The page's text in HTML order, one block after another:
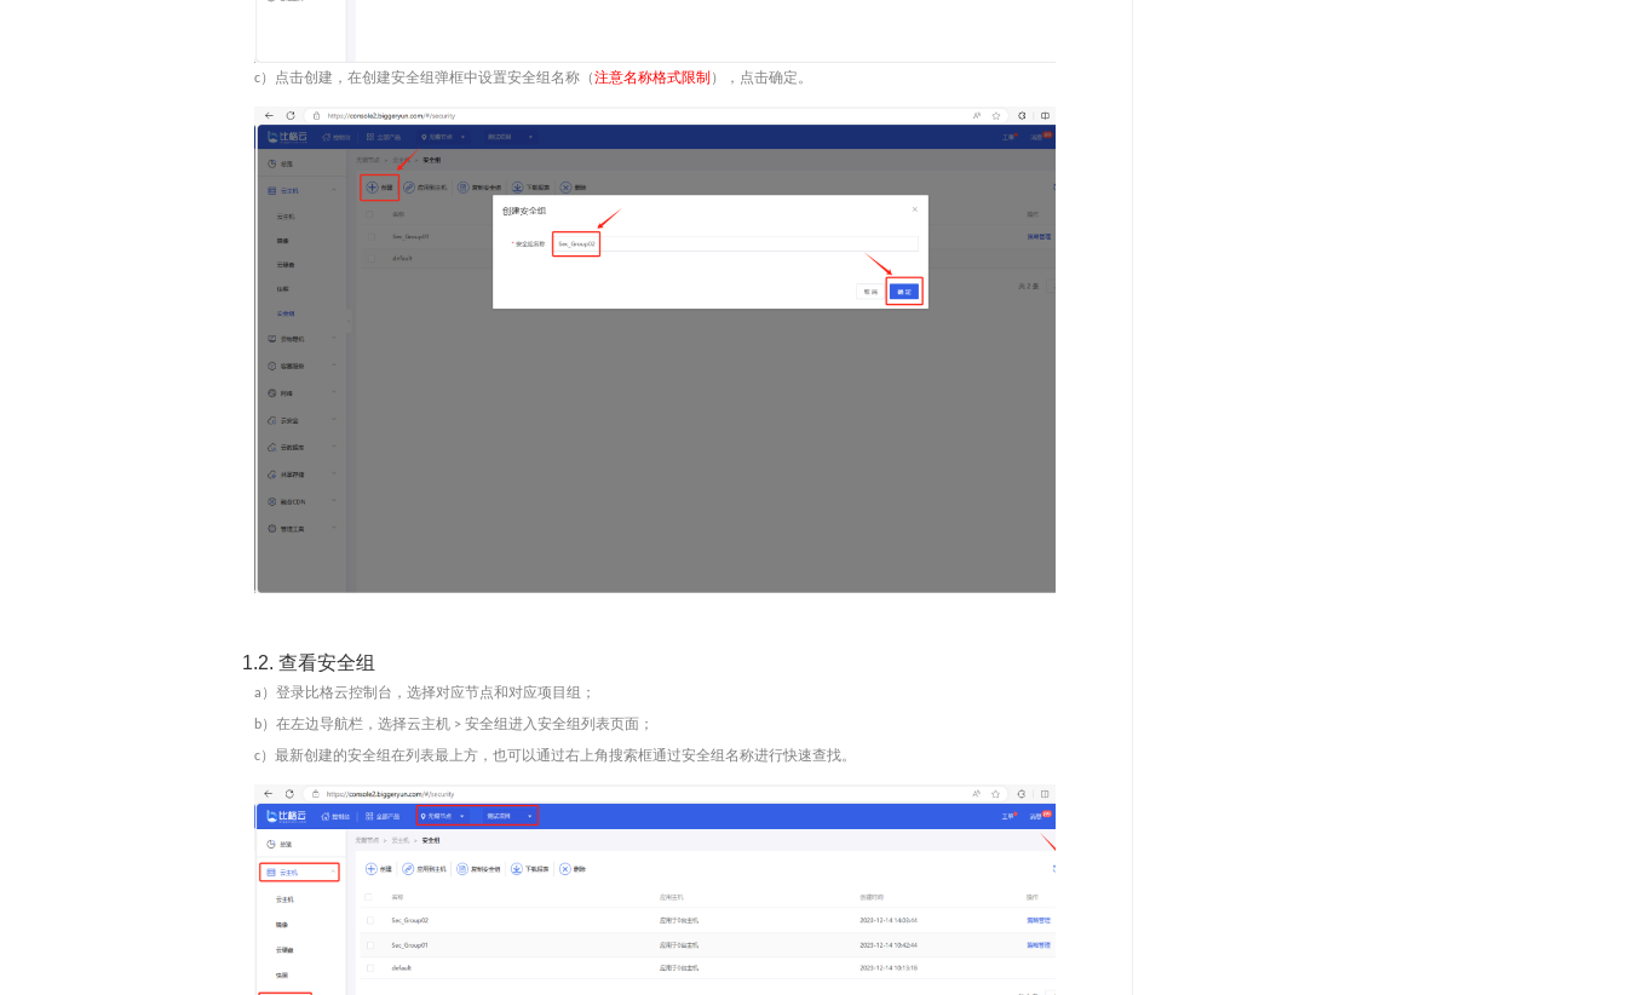
c）点击创建 ，在创建安全组弹框中设置安全组名称（注意名称格式限制 ），点击确定。
1.2. 查看安全组
a ）登录比格云控制台，选择对应节点和对应项目组 ；
b）在左边导航栏，选择云主机 > 安全组进入安全组列表页面；
c）最新创建的安全组在列表最上方，也可以通过右上角搜索框通过安全组名称进行快速查找。